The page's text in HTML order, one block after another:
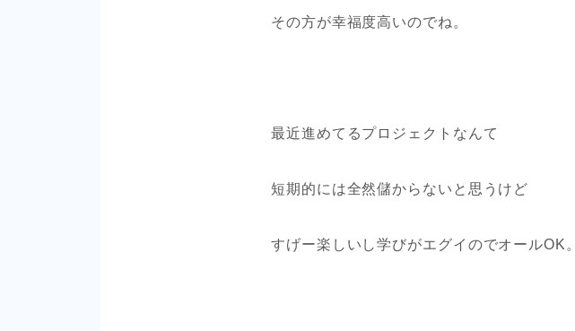
その方が幸福度高いのでね。
最近進めてるプロジェクトなんて
短期的には全然儲からないと思うけど
すげー楽しいし学びがエグイのでオールOK。